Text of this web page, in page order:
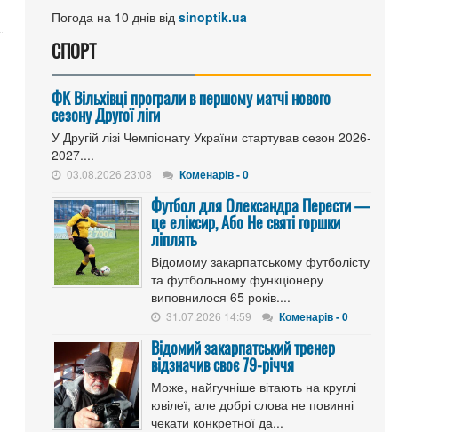
Погода на 10 днів від sinoptik.ua
СПОРТ
ФК Вільхівці програли в першому матчі нового
сезону Другої ліги
У Другій лізі Чемпіонату України стартував сезон 2026-
2027....
03.08.2026 23:08 Коменарів - 0
Футбол для Олександра Перести —
це еліксир, Або Не святі горшки
ліплять
Відомому закарпатському футболісту
та футбольному функціонеру
виповнилося 65 років....
31.07.2026 14:59 Коменарів - 0
Відомий закарпатський тренер
відзначив своє 79-річчя
Може, найгучніше вітають на круглі
ювілеї, але добрі слова не повинні
чекати конкретної да...